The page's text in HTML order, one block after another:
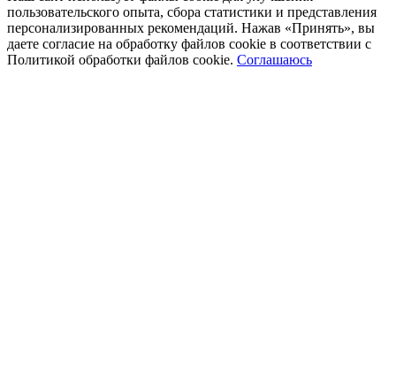
пользовательского опыта, сбора статистики и представления
персонализированных рекомендаций. Нажав «Принять», вы
даете согласие на обработку файлов cookie в соответствии с
Политикой обработки файлов cookie. Соглашаюсь